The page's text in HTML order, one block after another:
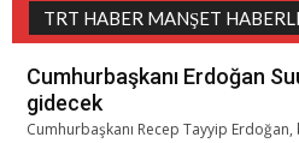
TRT HABER MANŞET
Cumhurbaşkanı Erdoğan
gidecek
Cumhurbaşkanı Recep Tayyip